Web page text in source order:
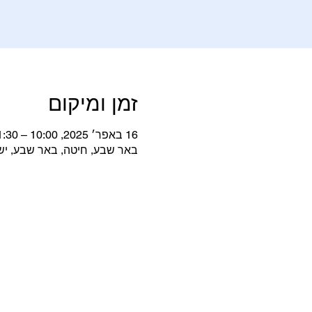
זמן ומיקום
16 באפר׳ 2025, 10:00 – 11:30
באר שבע, חיטה, באר שבע,